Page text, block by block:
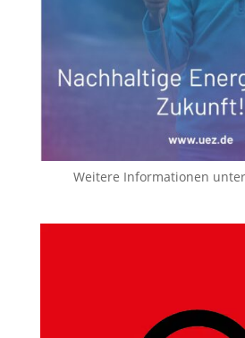
Weitere Informationen